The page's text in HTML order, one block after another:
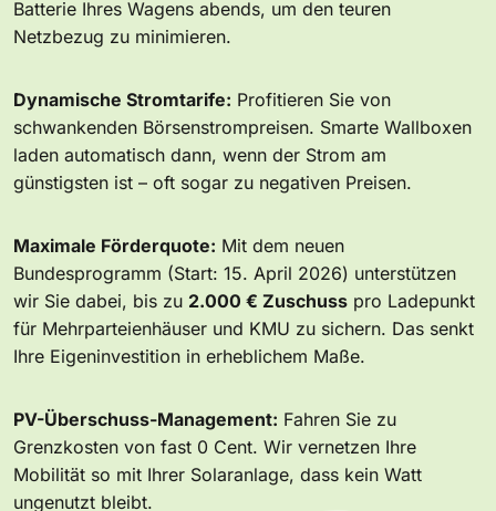
Batterie Ihres Wagens abends, um den teuren
Netzbezug zu minimieren.
Dynamische Stromtarife: Profitieren Sie von
schwankenden Börsenstrompreisen. Smarte Wallboxen
laden automatisch dann, wenn der Strom am
günstigsten ist – oft sogar zu negativen Preisen.
Maximale Förderquote: Mit dem neuen
Bundesprogramm (Start: 15. April 2026) unterstützen
wir Sie dabei, bis zu 2.000 € Zuschuss pro Ladepunkt
für Mehrparteienhäuser und KMU zu sichern. Das senkt
Ihre Eigeninvestition in erheblichem Maße.
PV-Überschuss-Management: Fahren Sie zu
Grenzkosten von fast 0 Cent. Wir vernetzen Ihre
Mobilität so mit Ihrer Solaranlage, dass kein Watt
ungenutzt bleibt.